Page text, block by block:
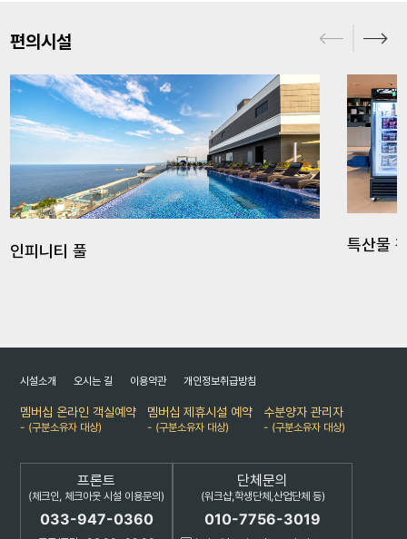
편의시설
인피니티 풀 특산물
시설소개 오시는 길 이용약관 개인정보취급방침
멤버십 온라인 객실예약
- (구분소유자 대상)
멤버십 제휴시설 예약
- (구분소유자 대상)
수분양자 관리자
- (구분소유자 대상)
프론트
(체크인, 체크아웃 시설 이용문의)
033-947-0360
단체문의
(워크샵,학생단체,산업단체 등)
010-7756-3019